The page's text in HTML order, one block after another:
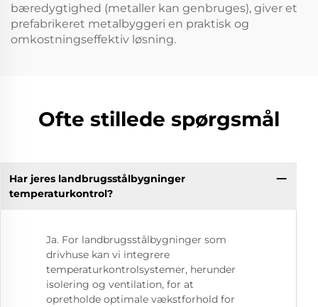
bæredygtighed (metaller kan genbruges), giver et
prefabrikeret metalbyggeri en praktisk og
omkostningseffektiv løsning.
Ofte stillede spørgsmål
Har jeres landbrugsstålbygninger
temperaturkontrol?
Ja. For landbrugsstålbygninger som
drivhuse kan vi integrere
temperaturkontrolsystemer, herunder
isolering og ventilation, for at
opretholde optimale vækstforhold for